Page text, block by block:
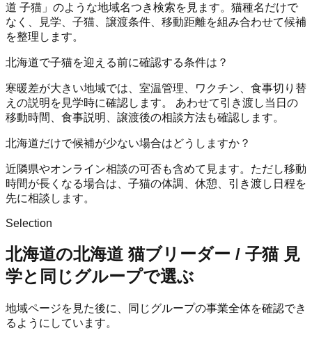
道 子猫」のような地域名つき検索を見ます。猫種名だけで
なく、見学、子猫、譲渡条件、移動距離を組み合わせて候補
を整理します。
北海道で子猫を迎える前に確認する条件は？
寒暖差が大きい地域では、室温管理、ワクチン、食事切り替
えの説明を見学時に確認します。 あわせて引き渡し当日の
移動時間、食事説明、譲渡後の相談方法も確認します。
北海道だけで候補が少ない場合はどうしますか？
近隣県やオンライン相談の可否も含めて見ます。ただし移動
時間が長くなる場合は、子猫の体調、休憩、引き渡し日程を
先に相談します。
Selection
北海道の北海道 猫ブリーダー / 子猫 見
学と同じグループで選ぶ
地域ページを見た後に、同じグループの事業全体を確認でき
るようにしています。